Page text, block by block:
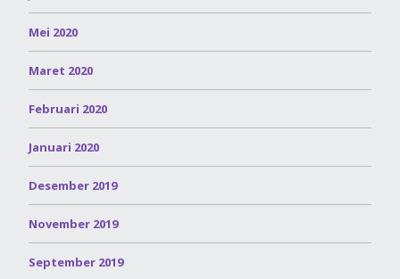
Mei 2020
Maret 2020
Februari 2020
Januari 2020
Desember 2019
November 2019
September 2019